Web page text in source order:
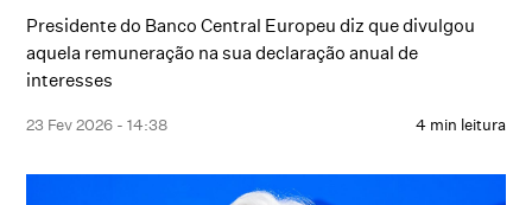
Presidente do Banco Central Europeu diz que divulgou
aquela remuneração na sua declaração anual de
interesses
23 Fev 2026 - 14:38 4 min leitura